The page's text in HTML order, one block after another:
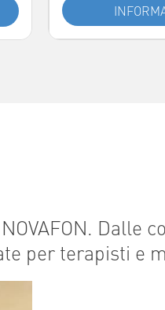
Dalle
per terapisti e